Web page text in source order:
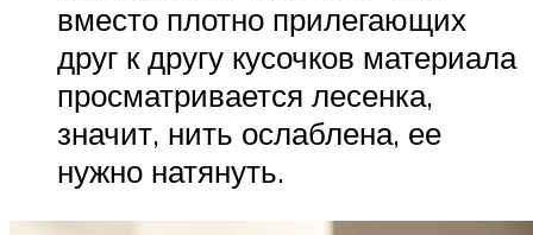
вместо плотно прилегающих
друг к другу кусочков материала
просматривается лесенка,
значит, нить ослаблена, ее
нужно натянуть.